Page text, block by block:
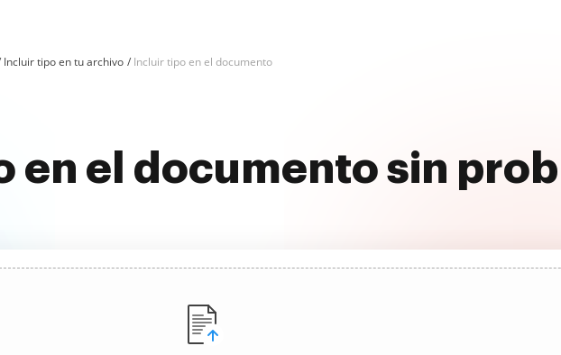
Incluir tipo en tu archivo Incluir tipo en el documento
en el documento sin